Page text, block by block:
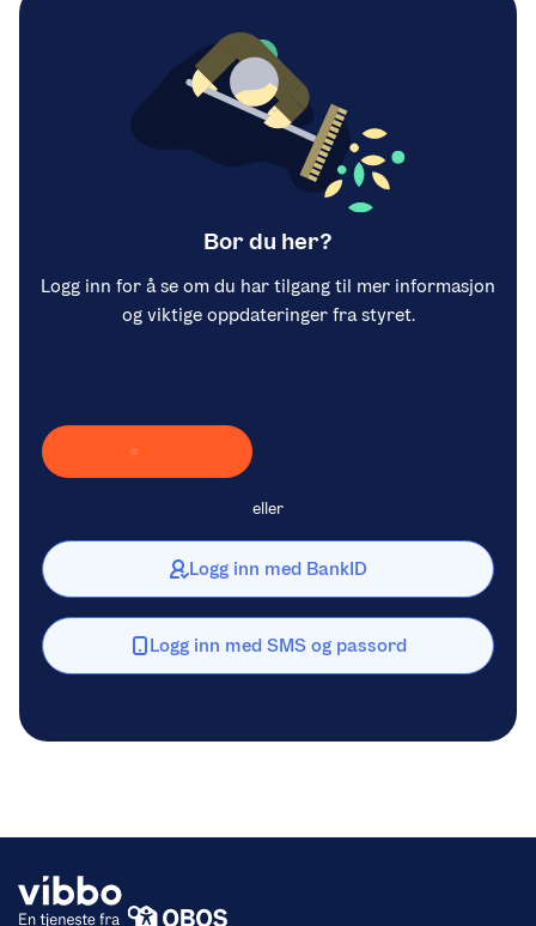
Bor du her?
Logg inn for å se om du har tilgang til mer informasjon
og viktige oppdateringer fra styret.
Laster inn Vipps …
eller
Logg inn med BankID
Logg inn med SMS og passord